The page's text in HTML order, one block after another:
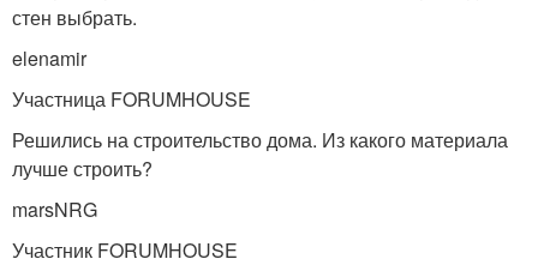
стен выбрать.
elenamir
Участница FORUMHOUSE
Решились на строительство дома. Из какого материала
лучше строить?
marsNRG
Участник FORUMHOUSE